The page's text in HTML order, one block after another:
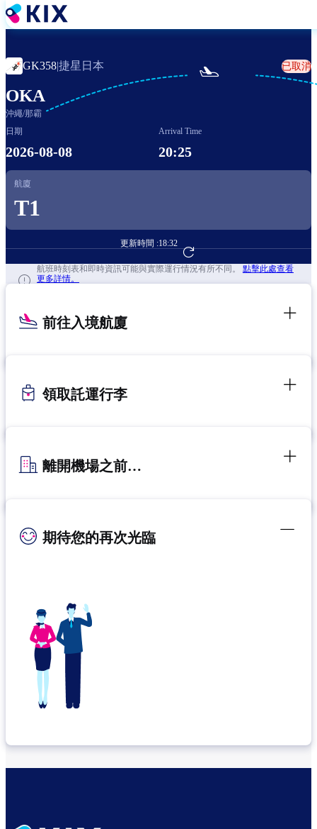
移
至
內
容
GK358|捷星日本 已取消
OKA
沖繩/那霸

日期
2026-08-08
Arrival Time
20:25
航廈
T1
更新時間 :18:32
前往航班預訂
航班時刻表和即時資訊可能與實際運行情況有所不同。 點擊此處查看
更多詳情。
前往入境航廈
領取託運行李
離開機場之前…
期待您的再次光臨